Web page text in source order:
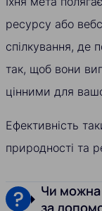
ресурсу або
спілкування, де
так, щоб вони
цінними для
Ефективність
природності та
Чи